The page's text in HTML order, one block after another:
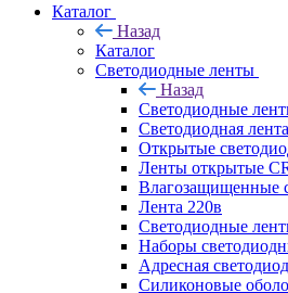
Каталог
Назад
Каталог
Светодиодные ленты
Назад
Светодиодные
Светодиодная
Открытые
Ленты открытые
Влагозащищенные
Лента 220в
Светодиодные
Наборы
Адресная
Силиконовые